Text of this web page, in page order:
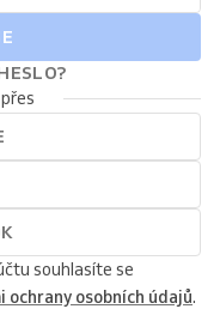
souhlasíte se
ochrany osobních údajů.